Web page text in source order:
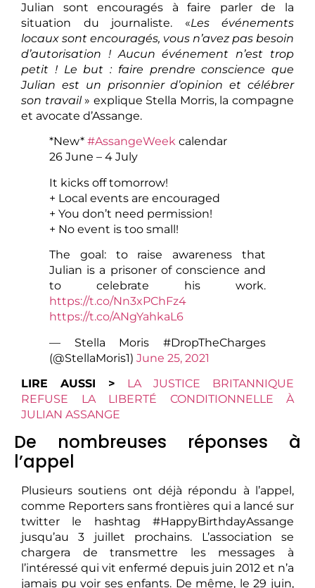
Julian sont encouragés à faire parler de la
situation du journaliste. «Les événements
locaux sont encouragés, vous n’avez pas besoin
d’autorisation ! Aucun événement n’est trop
petit ! Le but : faire prendre conscience que
Julian est un prisonnier d’opinion et célébrer
son travail» explique Stella Morris, la compagne
et avocate d’Assange.
*New* #AssangeWeek calendar
26 June – 4 July
It kicks off tomorrow!
+ Local events are encouraged
+ You don’t need permission!
+ No event is too small!
The goal: to raise awareness that
Julian is a prisoner of conscience and
to celebrate his work.
https://t.co/Nn3xPChFz4
https://t.co/ANgYahkaL6
— Stella Moris #DropTheCharges
(@StellaMoris1) June 25, 2021
LIRE AUSSI >
LA JUSTICE BRITANNIQUE
REFUSE LA LIBERTÉ CONDITIONNELLE À
JULIAN ASSANGE
De nombreuses réponses à
l’appel
Plusieurs soutiens ont déjà répondu à l’appel,
comme Reporters sans frontières qui a lancé sur
twitter le hashtag #HappyBirthdayAssange
jusqu’au 3 juillet prochains. L’association se
chargera de transmettre les messages à
l’intéressé qui vit enfermé depuis juin 2012 et n’a
jamais pu voir ses enfants. De même, le 29 juin,